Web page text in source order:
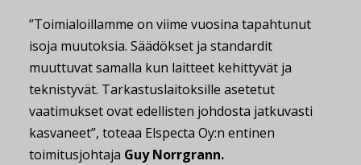
”Toimialoillamme on viime vuosina tapahtunut
isoja muutoksia. Säädökset ja standardit
muuttuvat samalla kun laitteet kehittyvät ja
teknistyvät. Tarkastuslaitoksille asetetut
vaatimukset ovat edellisten johdosta jatkuvasti
kasvaneet”, toteaa Elspecta Oy:n entinen
toimitusjohtaja Guy Norrgrann.